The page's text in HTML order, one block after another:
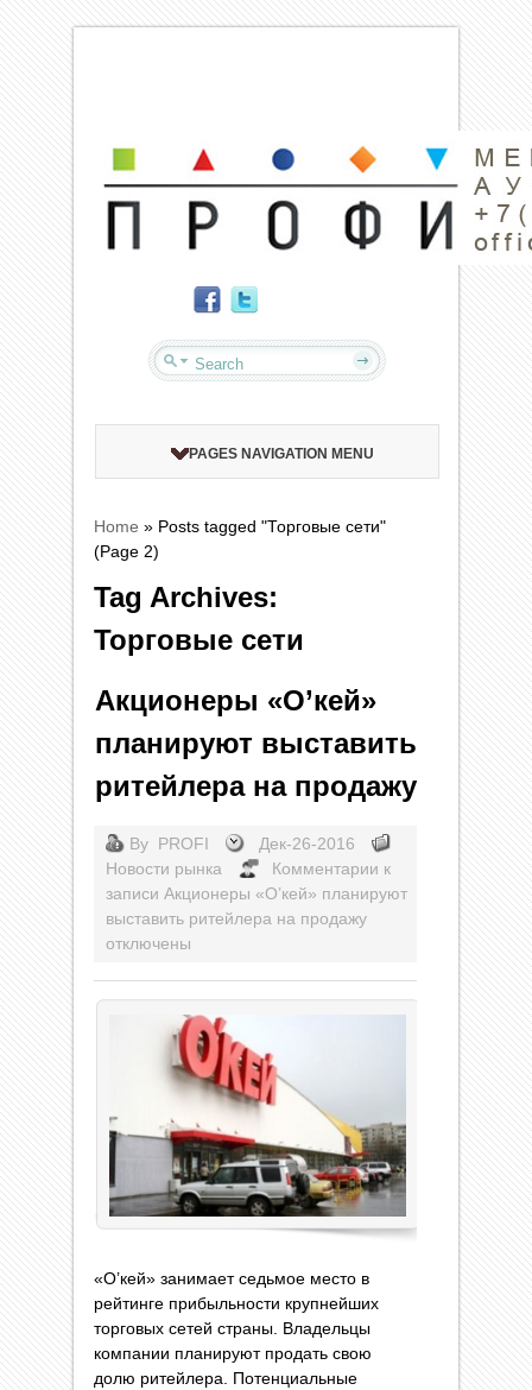
PAGES NAVIGATION MENU
Home » Posts tagged "Торговые сети"
(Page 2)
Tag Archives:
Торговые сети
Акционеры «О’кей»
планируют выставить
ритейлера на продажу
By PROFI
Дек-26-2016
Новости рынка
Комментарии к
записи Акционеры «О’кей» планируют
выставить ритейлера на продажу
отключены
«О’кей» занимает седьмое место в
рейтинге прибыльности крупнейших
торговых сетей страны. Владельцы
компании планируют продать свою
долю ритейлера. Потенциальные